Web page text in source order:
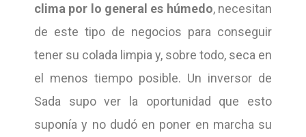
clima por lo general es húmedo, necesitan
de este tipo de negocios para conseguir
tener su colada limpia y, sobre todo, seca en
el menos tiempo posible. Un inversor de
Sada supo ver la oportunidad que esto
suponía y no dudó en poner en marcha su